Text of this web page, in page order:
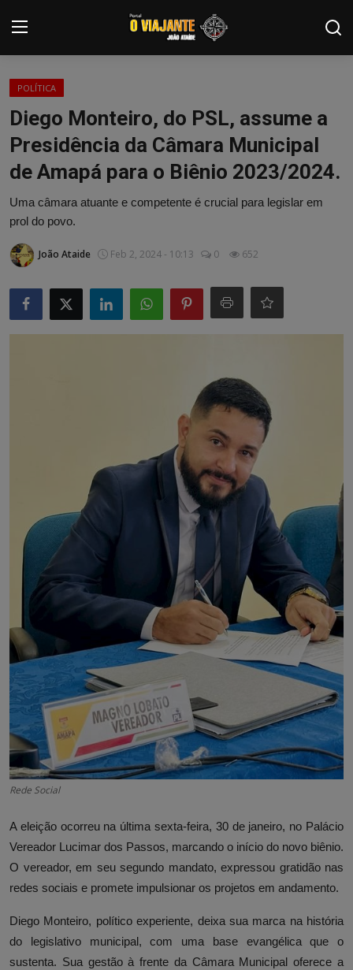
Login
Home
Contato
ARTIGOS
PODCASTS
GALERIA DE FOTOS
POLÍTICA
Diego Monteiro, do PSL, assume a
Presidência da Câmara Municipal
de Amapá para o Biênio 2023/2024.
Uma câmara atuante e competente é crucial para legislar em
prol do povo.
João Ataide Feb 2, 2024 - 10:13 0 652
Rede Social
A eleição ocorreu na última sexta-feira, 30 de janeiro, no Palácio
Vereador Lucimar dos Passos, marcando o início do novo biênio.
O vereador, em seu segundo mandato, expressou gratidão nas
redes sociais e promete impulsionar os projetos em andamento.
Diego Monteiro, político experiente, deixa sua marca na história
do legislativo municipal, com uma base evangélica que o
sustenta. Sua gestão à frente da Câmara Municipal oferece a